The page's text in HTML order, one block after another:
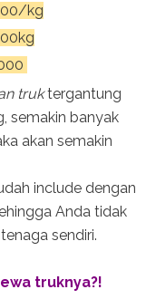
kg
truktergantung
semakin banyak
akan semakin
include dengan
Anda tidak
sendiri.
truknya?!